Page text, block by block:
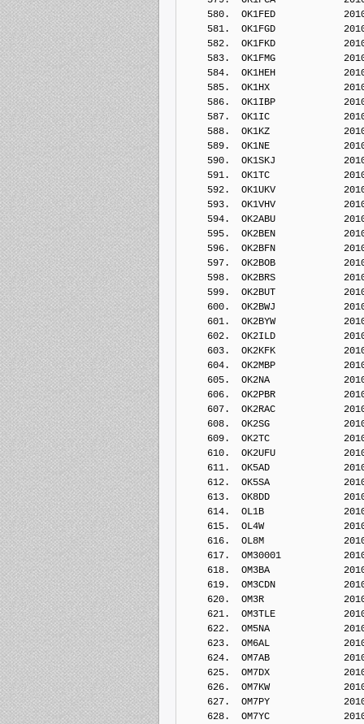
580.  OK1FED
581.  OK1FGD
582.  OK1FKD
583.  OK1FMG
584.  OK1HEH
585.  OK1HX
586.  OK1IBP
587.  OK1IC
588.  OK1KZ
589.  OK1NE
590.  OK1SKJ
591.  OK1TC
592.  OK1UKV
593.  OK1VHV
594.  OK2ABU
595.  OK2BEN
596.  OK2BFN
597.  OK2BOB
598.  OK2BRS
599.  OK2BUT
600.  OK2BWJ
601.  OK2BYW
602.  OK2ILD
603.  OK2KFK
604.  OK2MBP
605.  OK2NA
606.  OK2PBR
607.  OK2RAC
608.  OK2SG
609.  OK2TC
610.  OK2UFU
611.  OK5AD
612.  OK5SA
613.  OK8DD
614.  OL1B
615.  OL4W
616.  OL8M
617.  OM30001
618.  OM3BA
619.  OM3CDN
620.  OM3R
621.  OM3TLE
622.  OM5NA
623.  OM6AL
624.  OM7AB
625.  OM7DX
626.  OM7KW
627.  OM7PY
628.  OM7YC